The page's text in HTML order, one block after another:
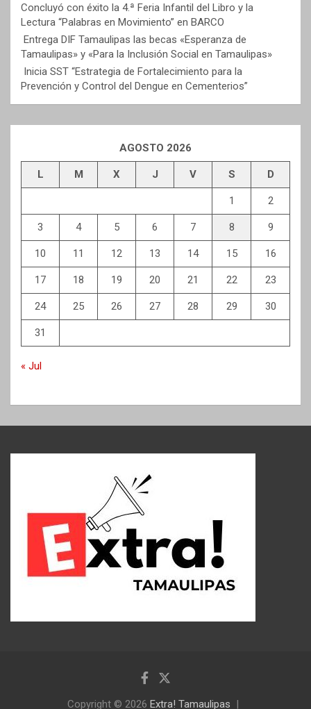
Concluyó con éxito la 4.ª Feria Infantil del Libro y la
Lectura “Palabras en Movimiento” en BARCO
Entrega DIF Tamaulipas las becas «Esperanza de
Tamaulipas» y «Para la Inclusión Social en Tamaulipas»
Inicia SST “Estrategia de Fortalecimiento para la
Prevención y Control del Dengue en Cementerios”
AGOSTO 2026
L M X J V S D
1 2
3 4 5 6 7 8 9
10 11 12 13 14 15 16
17 18 19 20 21 22 23
24 25 26 27 28 29 30
31
« Jul
Copyright © 2026 Extra! Tamaulipas